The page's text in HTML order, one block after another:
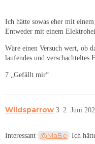
Ich hätte sowas eher mit
Entweder mit einem
Wäre einen Versuch wert, ob
laufendes und verschachteltes
7 „Gefällt mir“
Wildsparrow 2. Juni
3
Interessant @MaBe Ich